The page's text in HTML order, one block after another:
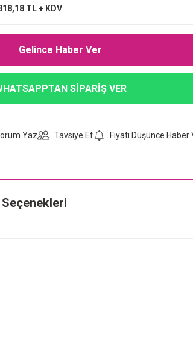
TL + KDV
Gelince Haber Ver
SİPARİŞ VER
Yaz Tavsiye Et
Fiyatı Düşünce Haber